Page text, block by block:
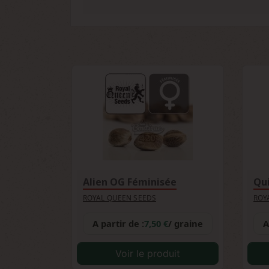
rapide réduit les risques et permet
Alien OG Féminisée
ROYAL QUEEN SEEDS
A partir de :7,50 €/ graine
Voir le produit